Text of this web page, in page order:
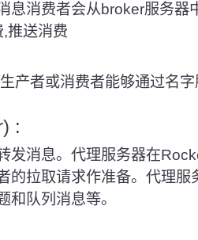
息消费者会从broker服务器
,推送消费
生产者或消费者能够通过名
:
发消息。代理服务器在
的拉取请求作准备。代理
和队列消息等。